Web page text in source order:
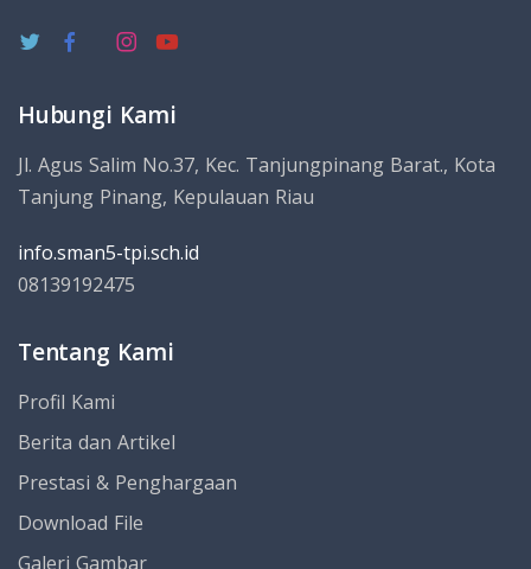
Hubungi Kami
Jl. Agus Salim No.37, Kec. Tanjungpinang Barat., Kota
Tanjung Pinang, Kepulauan Riau
info.sman5-tpi.sch.id
08139192475
Tentang Kami
Profil Kami
Berita dan Artikel
Prestasi & Penghargaan
Download File
Galeri Gambar